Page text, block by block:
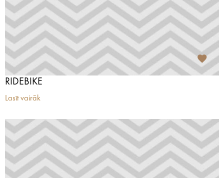
RIDEBIKE
Lasīt vairāk